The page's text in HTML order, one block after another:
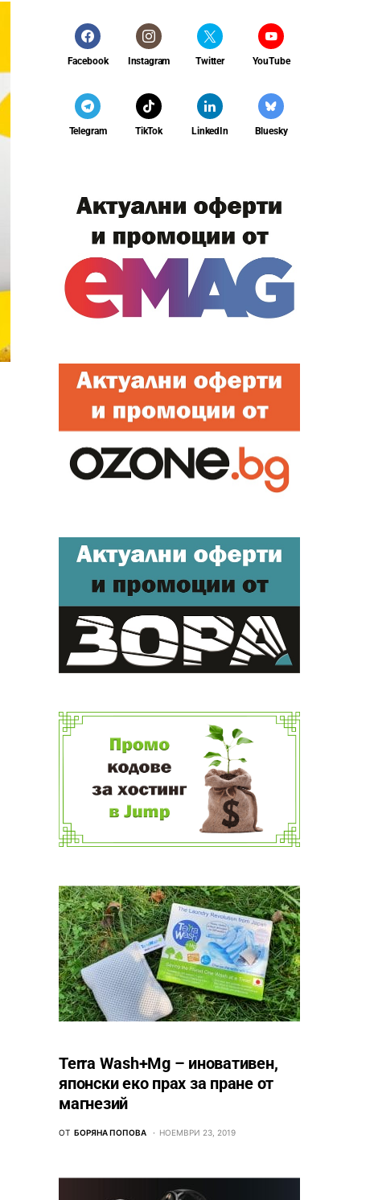
Facebook Instagram Twitter YouTube
Telegram TikTok LinkedIn Bluesky
Terra Wash+Mg – иновативен,
японски еко прах за пране от
магнезий
ОТ БОРЯНА ПОПОВА НОЕМВРИ 23, 2019